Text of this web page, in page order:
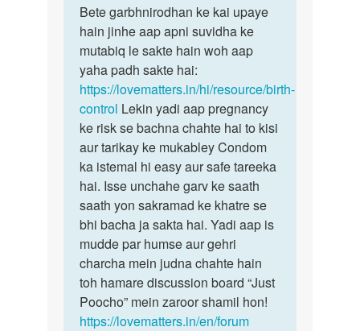
to
Hum
chahte
hain
ki
koi
aisia…
by
Pandey
Bete
garbhnirodhan
ke
kai…
Bete garbhnirodhan ke kai upaye
hain jinhe aap apni suvidha ke
mutabiq le sakte hain woh aap
yaha padh sakte hai:
https://lovematters.in/hi/resource/birth-
control Lekin yadi aap pregnancy
ke risk se bachna chahte hai to kisi
aur tarikay ke mukabley Condom
ka istemal hi easy aur safe tareeka
hai. Isse unchahe garv ke saath
saath yon sakramad ke khatre se
bhi bacha ja sakta hai. Yadi aap is
mudde par humse aur gehri
charcha mein judna chahte hain
toh hamare discussion board “Just
Poocho” mein zaroor shamil hon!
https://lovematters.in/en/forum